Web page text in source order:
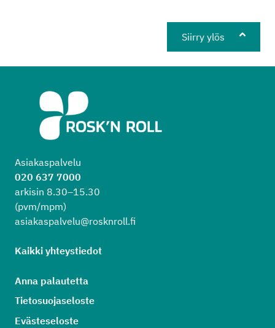
Siirry ylös
Asiakaspalvelu
020 637 7000
arkisin 8.30–15.30
(pvm/mpm)
asiakaspalvelu@rosknroll.fi
Kaikki yhteystiedot
Anna palautetta
Tietosuojaseloste
Evästeseloste